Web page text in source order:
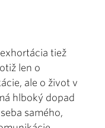
tiež
len o
ale o život v
hlboký dopad
samého,